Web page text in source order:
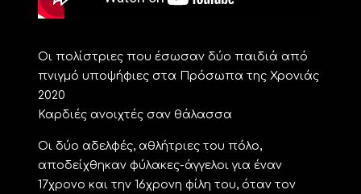
Οι πολίστριες που έσωσαν δύο παιδιά από
πνιγμό υποψήφιες στα Πρόσωπα της Χρονιάς
2020
Καρδιές ανοιχτές σαν θάλασσα
Oι δύο αδελφές, αθλήτριες του πόλο,
αποδείχθηκαν φύλακες-άγγελοι για έναν
17χρονο και την 16χρονη φίλη του, όταν τον